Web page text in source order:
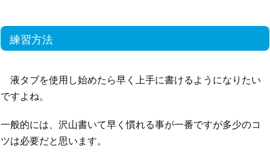
練習方法
液タブを使用し始めたら早く上手に書けるようになりたい
ですよね。
一般的には、沢山書いて早く慣れる事が一番ですが多少のコ
ツは必要だと思います。